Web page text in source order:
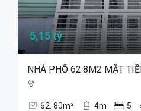
5,15 tỷ
NHÀ PHỐ 62.8M2 MẶT
62. 80m² 4m 5